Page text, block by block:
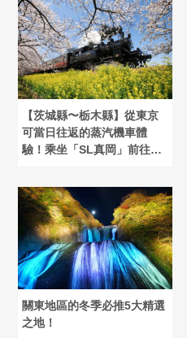
【茨城縣〜栃木縣】從東京
可當日往返的蒸汽機車體
驗！乘坐「SL真岡」前往益
關東地區的冬季必推5大精選
之地！